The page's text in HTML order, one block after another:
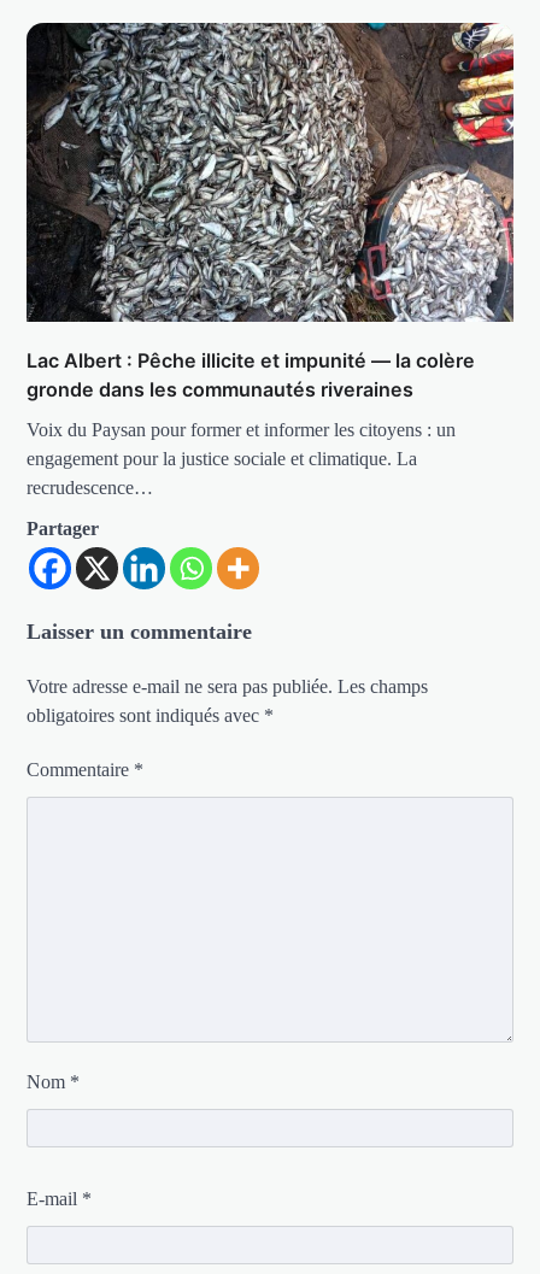
Lac Albert : Pêche illicite et impunité — la colère
gronde dans les communautés riveraines
Voix du Paysan pour former et informer les citoyens : un
engagement pour la justice sociale et climatique. La
recrudescence…
Partager
Laisser un commentaire
Votre adresse e-mail ne sera pas publiée. Les champs
obligatoires sont indiqués avec *
Commentaire *
Nom *
E-mail *